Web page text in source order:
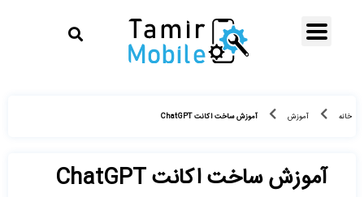
خانه آموزش آموزش ساخت اکانت ChatGPT
آموزش ساخت اکانت ChatGPT